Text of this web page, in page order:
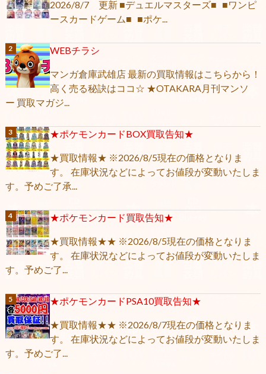
2026/8/7 更新 ■デュエルマスターズ■ ■ワンピ
ースカードゲーム■ ■ポケ...
WEBチラシ
マンガ倉庫武雄店 最新の買取情報はこちらから！
高く売る秘訣はココ☆ ★OTAKARA月刊マンソ
ー 買取マガジ...
★ポケモンカードBOX買取告知★
★買取情報★ ※2026/8/5現在の価格となりま
す。 在庫状況などによってお値段が変動いたしま
す。予めご了承...
★ポケモンカード買取告知★
★買取情報★★ ※2026/8/5現在の価格となりま
す。 在庫状況などによってお値段が変動いたしま
す。予めご了...
★ポケモンカードPSA10買取告知★
★買取情報★★ ※2026/8/7現在の価格となりま
す。 在庫状況などによってお値段が変動いたしま
す。予めご了...